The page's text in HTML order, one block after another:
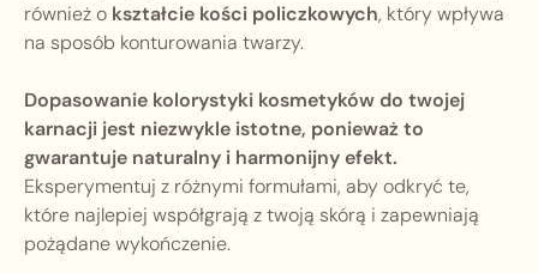
również o kształcie kości policzkowych, który wpływa
na sposób konturowania twarzy.
Dopasowanie kolorystyki kosmetyków do twojej
karnacji jest niezwykle istotne, ponieważ to
gwarantuje naturalny i harmonijny efekt.
Eksperymentuj z różnymi formułami, aby odkryć te,
które najlepiej współgrają z twoją skórą i zapewniają
pożądane wykończenie.